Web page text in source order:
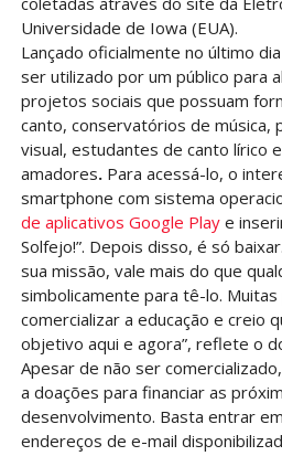
Universidade de Iowa (EUA).
Lançado oficialmente no último
ser utilizado por um público para
projetos sociais que possuam
canto, conservatórios de música,
visual, estudantes de canto lírico
amadores.Para acessá-lo, o
smartphone com sistema
de aplicativos Google Playe
Solfejo!”. Depois disso, é só
sua missão, vale mais do que
simbolicamente para tê-lo.
comercializar a educação e creio
objetivo aqui e agora”, reflete o
Apesar de não ser
a doações para financiar as
desenvolvimento. Basta entrar
endereços de e-mail